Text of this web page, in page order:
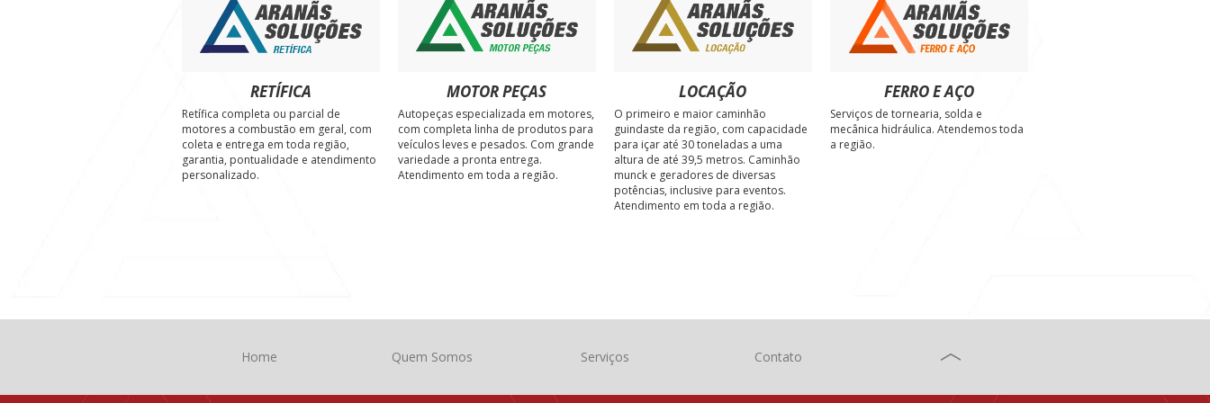
RETÍFICA
Retífica completa ou parcial de
motores a combustão em geral, com
coleta e entrega em toda região,
garantia, pontualidade e atendimento
personalizado.
MOTOR PEÇAS
Autopeças especializada em motores,
com completa linha de produtos para
veículos leves e pesados. Com grande
variedade a pronta entrega.
Atendimento em toda a região.
LOCAÇÃO
O primeiro e maior caminhão
guindaste da região, com capacidade
para içar até 30 toneladas a uma
altura de até 39,5 metros. Caminhão
munck e geradores de diversas
potências, inclusive para eventos.
Atendimento em toda a região.
FERRO E AÇO
Serviços de tornearia, solda e
mecânica hidráulica. Atendemos toda
a região.
Home Quem Somos Serviços Contato